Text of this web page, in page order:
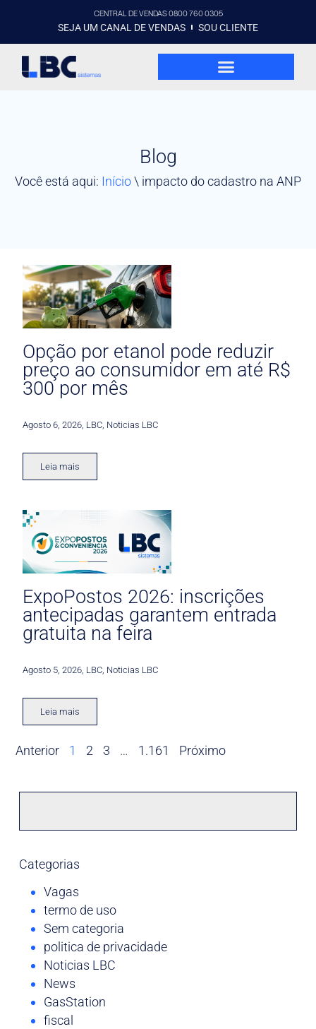
CENTRAL DE VENDAS 0800 760 0305
SEJA UM CANAL DE VENDAS SOU CLIENTE
Blog
Você está aqui: Início\ impacto do cadastro na ANP
Opção por etanol pode reduzir
preço ao consumidor em até R$
300 por mês
Agosto 6, 2026 LBC Noticias LBC
Leia mais
ExpoPostos 2026: inscrições
antecipadas garantem entrada
gratuita na feira
Agosto 5, 2026 LBC Noticias LBC
Leia mais
Anterior 1 2 3 … 1.161 Próximo
Categorias
Vagas
termo de uso
Sem categoria
politica de privacidade
Noticias LBC
News
GasStation
fiscal